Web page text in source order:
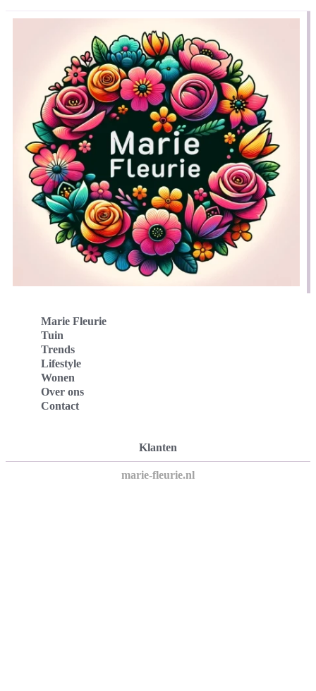
Marie Fleurie
Tuin
Trends
Lifestyle
Wonen
Over ons
Contact
Klanten
marie-fleurie.nl